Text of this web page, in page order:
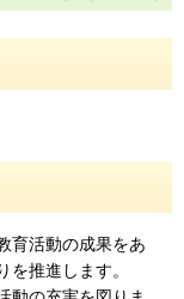
育活動の成果をあ
推進します。